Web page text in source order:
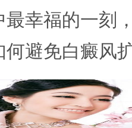
幸福的一刻
避免白癜风